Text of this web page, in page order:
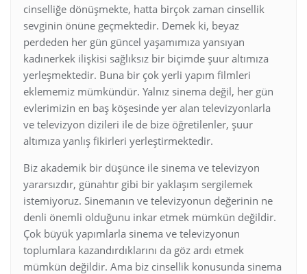
cinselliğe dönüşmekte, hatta birçok zaman cinsellik
sevginin önüne geçmektedir. Demek ki, beyaz
perdeden her gün güncel yaşamımıza yansıyan
kadınerkek ilişkisi sağlıksız bir biçimde şuur altımıza
yerleşmektedir. Buna bir çok yerli yapım filmleri
eklememiz mümkündür. Yalnız sinema değil, her gün
evlerimizin en baş köşesinde yer alan televizyonlarla
ve televizyon dizileri ile de bize öğretilenler, şuur
altımıza yanlış fikirleri yerleştirmektedir.
Biz akademik bir düşünce ile sinema ve televizyon
yararsızdır, günahtır gibi bir yaklaşım sergilemek
istemiyoruz. Sinemanın ve televizyonun değerinin ne
denli önemli olduğunu inkar etmek mümkün değildir.
Çok büyük yapımlarla sinema ve televizyonun
toplumlara kazandırdıklarını da göz ardı etmek
mümkün değildir. Ama biz cinsellik konusunda sinema